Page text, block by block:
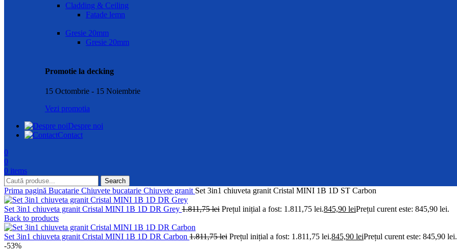
Cladding & Ceiling
Fatade lemn
Gresie 20mm
Gresie 20mm
Promotie la decking
15 Octombrie - 15 Noiembrie
Vezi promotia
Despre noi
Contact
0
0
0 items
Search
Prima pagină Bucatarie Chiuvete bucatarie Chiuvete granit Set 3in1 chiuveta granit Cristal MINI 1B 1D ST Carbon
Set 3in1 chiuveta granit Cristal MINI 1B 1D DR Grey 1.811,75lei Prețul inițial a fost: 1.811,75 lei.845,90 leiPrețul curent este: 845,90 lei.
Back to products
Set 3in1 chiuveta granit Cristal MINI 1B 1D DR Carbon 1.811,75lei Prețul inițial a fost: 1.811,75 lei.845,90 leiPrețul curent este: 845,90 lei.
-53%